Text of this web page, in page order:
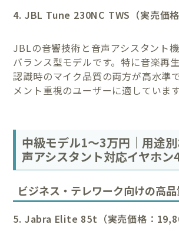
4. JBL Tune 230NC TWS（実売価格
JBLの音響技術と音声アシスタント
バランス型モデルです。特に音楽再
認識時のマイク品質の両方が高水準
メント重視のユーザーに適しています
中級モデル1〜3万円｜用途
声アシスタント対応イヤホン
ビジネス・テレワーク向けの高
5. Jabra Elite 85t（実売価格：